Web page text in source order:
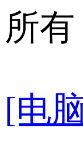
所有
[电